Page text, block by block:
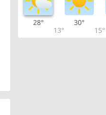
28°
13°
30°
15°